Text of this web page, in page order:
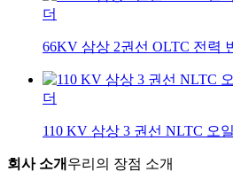
더
66KV 삼상 2권선 OLTC 전력
더
110 KV 삼상 3 권선 NLTC 오
회사 소개 우리의 장점 소개